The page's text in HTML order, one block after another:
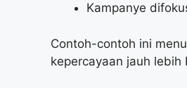
Kampanye
Contoh-contoh ini
kepercayaan jauh